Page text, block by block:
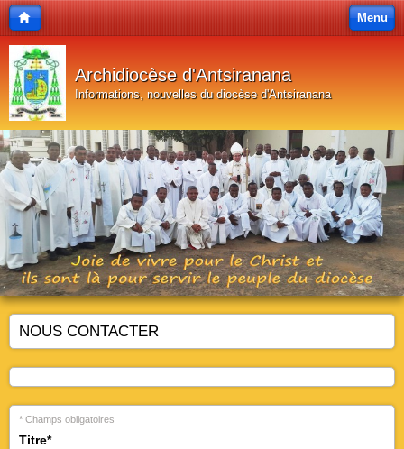
Menu
Archidiocèse d'Antsiranana
Informations, nouvelles du diocèse d'Antsiranana
NOUS CONTACTER
* Champs obligatoires
Titre*